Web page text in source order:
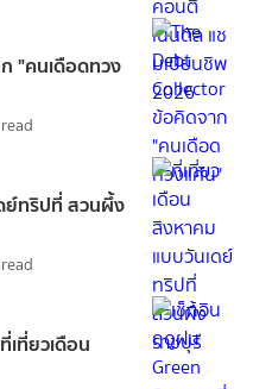
"คนเดือดทวง
ย์ทริปที่ สวนผึ้ง
เที่ยวเดือน